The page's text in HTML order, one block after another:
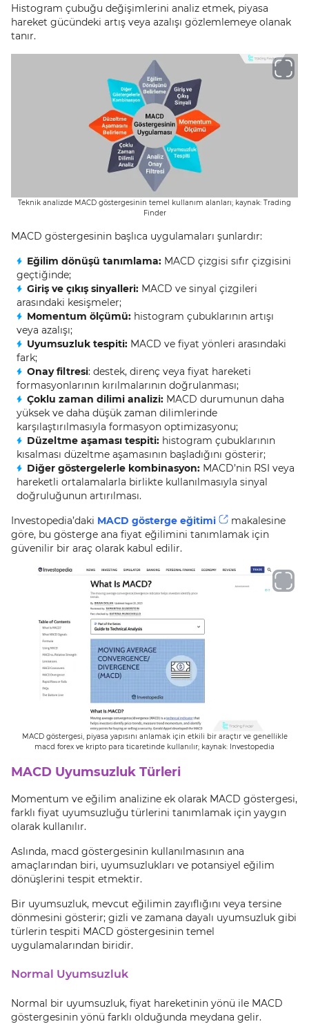
Histogram çubuğu değişimlerini analiz etmek, piyasa
hareket gücündeki artış veya azalışı gözlemlemeye olanak
tanır.
Teknik analizde MACD göstergesinin temel kullanım alanları; kaynak: Trading
Finder
MACD göstergesinin başlıca uygulamaları şunlardır:
Eğilim dönüşü tanımlama: MACD çizgisi sıfır çizgisini
geçtiğinde;
Giriş ve çıkış sinyalleri: MACD ve sinyal çizgileri
arasındaki kesişmeler;
Momentum ölçümü: histogram çubuklarının artışı
veya azalışı;
Uyumsuzluk tespiti: MACD ve fiyat yönleri arasındaki
fark;
Onay filtresi: destek, direnç veya fiyat hareketi
formasyonlarının kırılmalarının doğrulanması;
Çoklu zaman dilimi analizi: MACD durumunun daha
yüksek ve daha düşük zaman dilimlerinde
karşılaştırılmasıyla formasyon optimizasyonu;
Düzeltme aşaması tespiti: histogram çubuklarının
kısalması düzeltme aşamasının başladığını gösterir;
Diğer göstergelerle kombinasyon: MACD’nin RSI veya
hareketli ortalamalarla birlikte kullanılmasıyla sinyal
doğruluğunun artırılması.
Investopedia’daki MACD gösterge eğitimi
makalesine
göre, bu gösterge ana fiyat eğilimini tanımlamak için
güvenilir bir araç olarak kabul edilir.
MACD göstergesi, piyasa yapısını anlamak için etkili bir araçtır ve genellikle
macd forex ve kripto para ticaretinde kullanılır; kaynak: Investopedia
MACD Uyumsuzluk Türleri
Momentum ve eğilim analizine ek olarak MACD göstergesi,
farklı fiyat uyumsuzluğu türlerini tanımlamak için yaygın
olarak kullanılır.
Aslında, macd göstergesinin kullanılmasının ana
amaçlarından biri, uyumsuzlukları ve potansiyel eğilim
dönüşlerini tespit etmektir.
Bir uyumsuzluk, mevcut eğilimin zayıflığını veya tersine
dönmesini gösterir; gizli ve zamana dayalı uyumsuzluk gibi
türlerin tespiti MACD göstergesinin temel
uygulamalarından biridir.
Normal Uyumsuzluk
Normal bir uyumsuzluk, fiyat hareketinin yönü ile MACD
göstergesinin yönü farklı olduğunda meydana gelir.